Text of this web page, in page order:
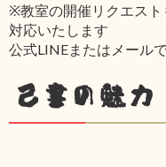
※教室の開催リクエスト
対応いたします
公式LINEまたはメール
己書の魅力